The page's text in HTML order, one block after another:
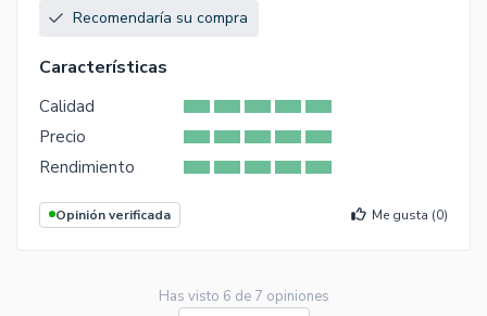
Recomendaría su compra
Características
Calidad
Precio
Rendimiento
Opinión verificada Me gusta (0)
Has visto 6 de 7 opiniones